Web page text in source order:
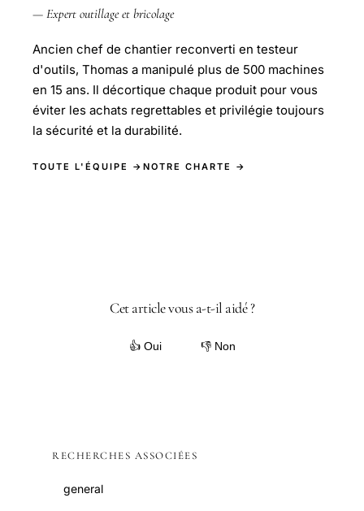
— Expert outillage et bricolage
Ancien chef de chantier reconverti en testeur
d'outils, Thomas a manipulé plus de 500 machines
en 15 ans. Il décortique chaque produit pour vous
éviter les achats regrettables et privilégie toujours
la sécurité et la durabilité.
TOUTE L'ÉQUIPE → NOTRE CHARTE →
Cet article vous a-t-il aidé ?
👍 Oui 👎 Non
RECHERCHES ASSOCIÉES
general